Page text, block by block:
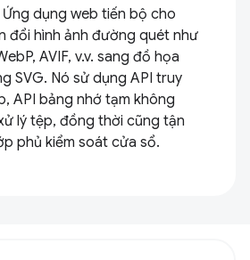
dụng web tiến bộ cho
đổi hình ảnh đường quét như
AVIF, v.v. sang đồ họa
SVG. Nó sử dụng API truy
API bảng nhớ tạm không
lý tệp, đồng thời cũng tận
phủ kiểm soát cửa sổ.